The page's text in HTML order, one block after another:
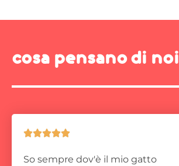
cosa pensano di noi

So sempre dov'è il mio gatto